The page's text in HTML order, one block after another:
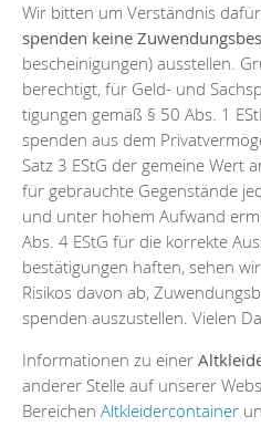
Wir bitten um Verständnis
spenden keine
beschei­nigun­gen) aus­stellen.
berechtigt, für Geld- und
tigun­gen gemäß § 50 Abs. 1
spenden aus dem
Satz 3 EStG der gemeine Wert
für gebrauchte Gegenstände
und unter hohem Aufwand
Abs. 4 EStG für die korrekte
bestäti­gungen haften, sehen
Risikos davon ab,
spenden auszustellen. Vielen
Informationen zu einer
anderer Stelle auf unserer
Bereichen Altkleidercontainer